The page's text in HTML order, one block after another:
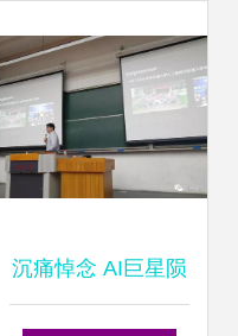
沉痛悼念 AI巨星陨